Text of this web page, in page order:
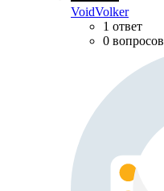
VoidVolker
1 ответ
0 вопросов